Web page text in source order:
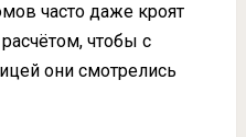
часто даже кроят
чтобы с
они смотрелись